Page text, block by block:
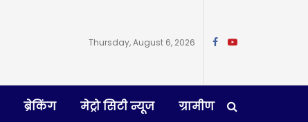
Thursday, August 6, 2026
ब्रेकिंग मेट्रो सिटी न्यूज ग्रामीण